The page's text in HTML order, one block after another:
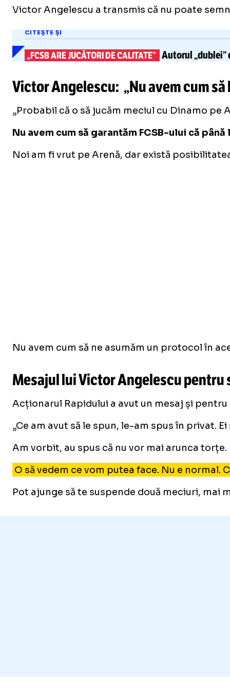
Victor Angelescu a transmis că nu poate
CITEȘTE ȘI
„FCSB ARE JUCĂTORI DE CALITATE” Autorul
Victor Angelescu: „Nu avem cum
„Probabil că o să jucăm meciul cu Dinamo
Nu avem cum să garantăm FCSB-ului că
Noi am fi vrut pe Arenă, dar există
Nu avem cum să ne asumăm un protocol în
Mesajul lui Victor Angelescu
Acționarul Rapidului a avut un mesaj și
„Ce am avut să le spun, le-am spus în privat.
Am vorbit, au spus că nu vor mai arunca
O să vedem ce vom putea face. Nu e normal.
Pot ajunge să te suspende două meciuri, mai